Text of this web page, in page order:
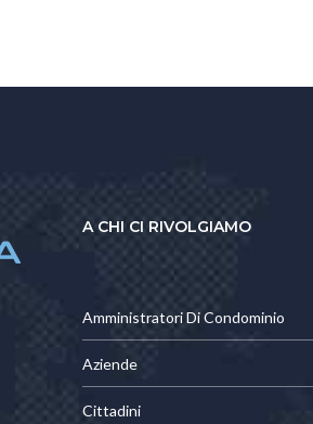
A CHI CI RIVOLGIAMO
Amministratori Di Condominio
Aziende
Cittadini